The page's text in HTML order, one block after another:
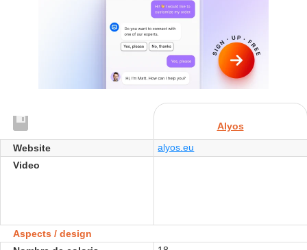
Alyos
Website
alyos.eu
Video
Aspects / design